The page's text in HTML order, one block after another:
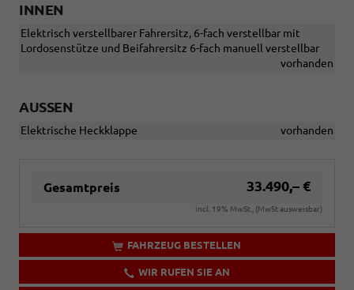
INNEN
Elektrisch verstellbarer Fahrersitz, 6-fach verstellbar mit
Lordosenstütze und Beifahrersitz 6-fach manuell verstellbar
vorhanden
AUSSEN
Elektrische Heckklappe vorhanden
Gesamtpreis 33.490,– €
incl. 19% MwSt., (MwSt ausweisbar)
FAHRZEUG BESTELLEN
WIR RUFEN SIE AN